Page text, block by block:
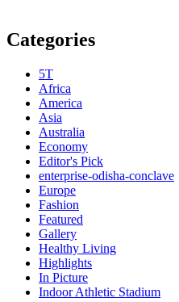
Categories
5T
Africa
America
Asia
Australia
Economy
Editor's Pick
enterprise-odisha-conclave
Europe
Fashion
Featured
Gallery
Healthy Living
Highlights
In Picture
Indoor Athletic Stadium